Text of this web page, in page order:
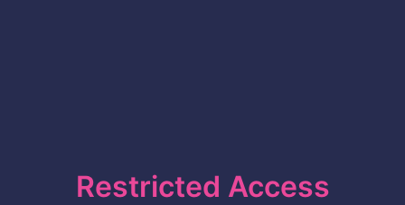
Restricted Access